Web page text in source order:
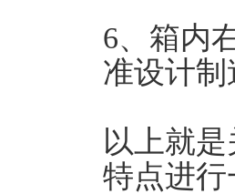
6、箱内
准设计制
以上就
特点进